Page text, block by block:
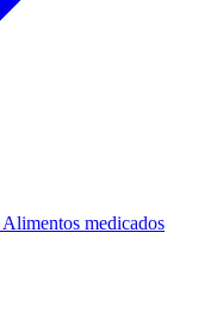
Alimentos medicados